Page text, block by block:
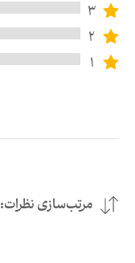
3
2
1
مرتب‌سازی نظرات: